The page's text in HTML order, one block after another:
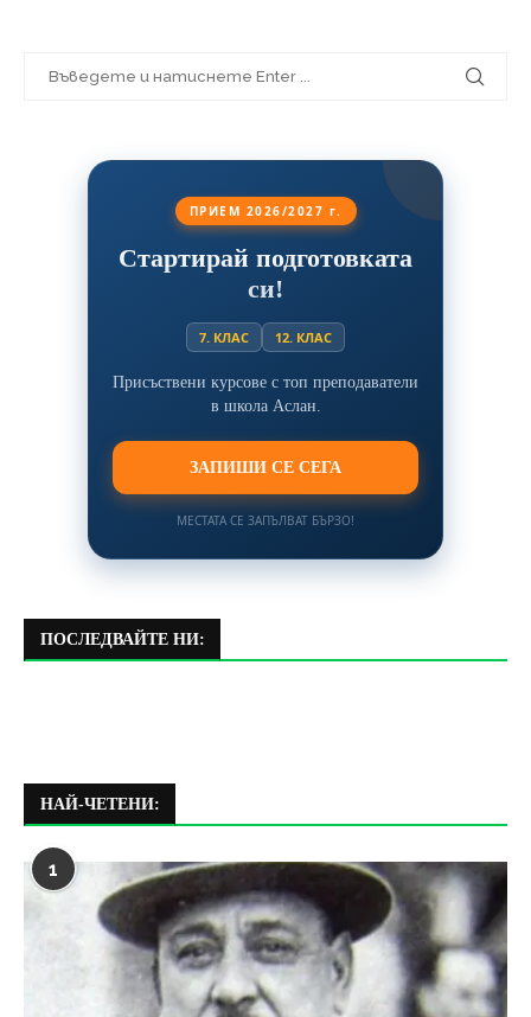
ПРИЕМ 2026/2027 г.
Стартирай подготовката
си!
7. КЛАС 12. КЛАС
Присъствени курсове с топ преподаватели
в школа Аслан.
ЗАПИШИ СЕ СЕГА
МЕСТАТА СЕ ЗАПЪЛВАТ БЪРЗО!
ПОСЛЕДВАЙТЕ НИ:
НАЙ-ЧЕТЕНИ:
1